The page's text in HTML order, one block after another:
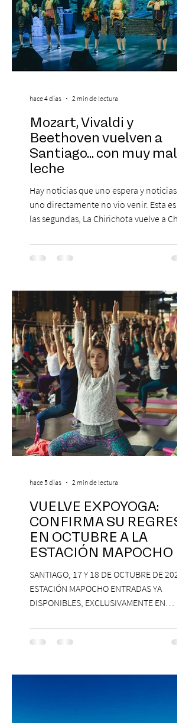
Mozart, Vivaldi y
Beethoven vuelven a
Santiago... con muy mala
leche
Hay noticias que uno espera y noticias que
uno directamente no vio venir. Esta es de
las segundas, La Chirichota vuelve a Chile.
Después de agotar entradas en su primer
paso por Santiago en 2025, el grupo
retorna al Teatro Estudio 13 con dos
funciones, el 14 y 15 de agosto de 2026,
para que nadie se quede con las ganas (de
nuevo). Llegan con la confianza de quien
ha hecho sold-out en Colombia, Miami,
hace 4 días 2 min de lectura
VUELVE EXPOYOGA:
CONFIRMA SU REGRESO
EN OCTUBRE A LA
ESTACIÓN MAPOCHO
SANTIAGO, 17 Y 18 DE OCTUBRE DE 2026,
ESTACIÓN MAPOCHO ENTRADAS YA
DISPONIBLES, EXCLUSIVAMENTE EN
con una edición renovada que reunirá
yoga, bienestar y vida consciente, con la
Antonella Orsini, Yoga Woman y más
hace 5 días 2 min de lectura